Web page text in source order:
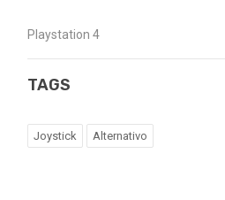
Playstation 4
TAGS
Joystick Alternativo